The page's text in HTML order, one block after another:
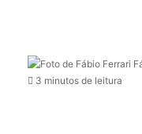
3 minutos de leitura